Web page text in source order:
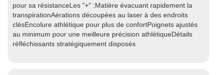
pour sa résistanceLes "+" :Matière évacuant rapidement la
transpirationAérations découpées au laser à des endroits
clésEncolure athlétique pour plus de confortPoignets ajustés
au minimum pour une meilleure précision athlétiqueDétails
réfléchissants stratégiquement disposés